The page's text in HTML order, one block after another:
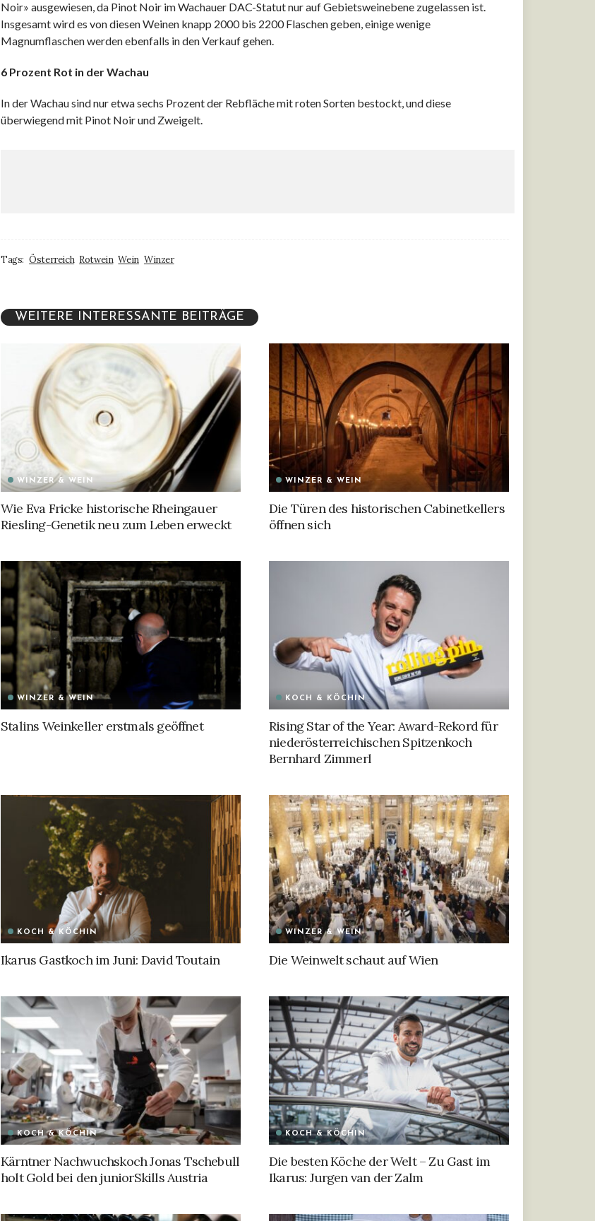
Noir» ausgewiesen, da Pinot Noir im Wachauer DAC-Statut nur auf Gebietsweinebene zugelassen ist.
Insgesamt wird es von diesen Weinen knapp 2000 bis 2200 Flaschen geben, einige wenige
Magnumflaschen werden ebenfalls in den Verkauf gehen.
6 Prozent Rot in der Wachau
In der Wachau sind nur etwa sechs Prozent der Rebfläche mit roten Sorten bestockt, und diese
überwiegend mit Pinot Noir und Zweigelt.
Tags: Österreich Rotwein Wein Winzer
WEITERE INTERESSANTE BEITRÄGE
WINZER & WEIN
Wie Eva Fricke historische Rheingauer
Riesling-Genetik neu zum Leben erweckt
WINZER & WEIN
Die Türen des historischen Cabinetkellers
öffnen sich
WINZER & WEIN
Stalins Weinkeller erstmals geöffnet
KOCH & KÖCHIN
Rising Star of the Year: Award-Rekord für
niederösterreichischen Spitzenkoch
Bernhard Zimmerl
KOCH & KÖCHIN
Ikarus Gastkoch im Juni: David Toutain
WINZER & WEIN
Die Weinwelt schaut auf Wien
KOCH & KÖCHIN
Kärntner Nachwuchskoch Jonas Tschebull
holt Gold bei den juniorSkills Austria
KOCH & KÖCHIN
Die besten Köche der Welt – Zu Gast im
Ikarus: Jurgen van der Zalm